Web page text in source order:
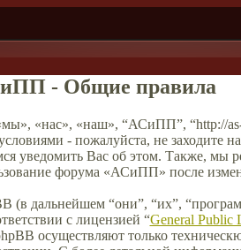
- Общие правила
«нас», «наш», “АСиПП”, “http://
- пожалуйста, не
уведомить Вас об этом. Также, мы
форума «АСиПП» после
дальнейшем “они”, “их”,
с лицензией “General Public
осуществляют только